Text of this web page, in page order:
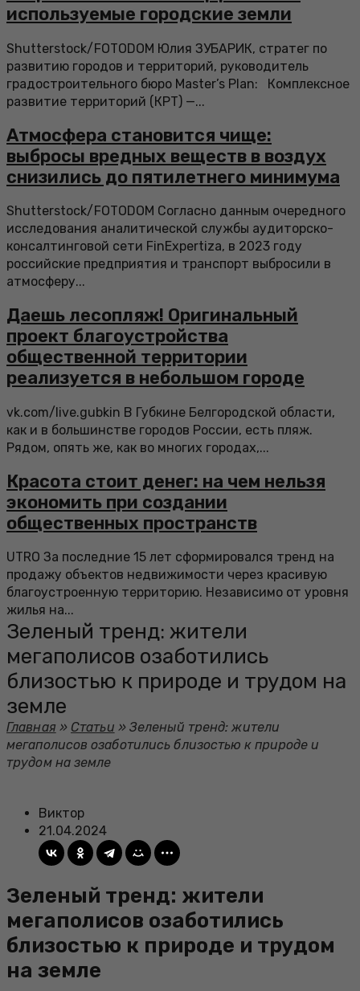
используемые городские земли
Shutterstock/FOTODOM Юлия ЗУБАРИК, стратег по
развитию городов и территорий, руководитель
градостроительного бюро Master’s Plan: Комплексное
развитие территорий (КРТ) —...
Атмосфера становится чище:
выбросы вредных веществ в воздух
снизились до пятилетнего минимума
Shutterstock/FOTODOM Согласно данным очередного
исследования аналитической службы аудиторско-
консалтинговой сети FinExpertiza, в 2023 году
российские предприятия и транспорт выбросили в
атмосферу...
Даешь лесопляж! Оригинальный
проект благоустройства
общественной территории
реализуется в небольшом городе
vk.com/live.gubkin В Губкине Белгородской области,
как и в большинстве городов России, есть пляж.
Рядом, опять же, как во многих городах,...
Красота стоит денег: на чем нельзя
экономить при создании
общественных пространств
UTRO За последние 15 лет сформировался тренд на
продажу объектов недвижимости через красивую
благоустроенную территорию. Независимо от уровня
жилья на...
Зеленый тренд: жители
мегаполисов озаботились
близостью к природе и трудом на
земле
Главная » Статьи » Зеленый тренд: жители
мегаполисов озаботились близостью к природе и
трудом на земле
Виктор
21.04.2024
Зеленый тренд: жители
мегаполисов озаботились
близостью к природе и трудом
на земле